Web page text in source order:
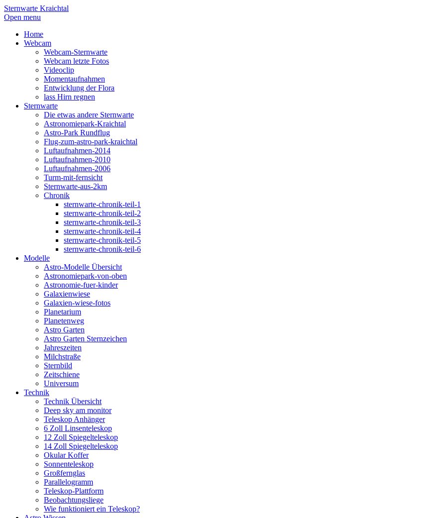
Sternwarte Kraichtal
Open menu
Home
Webcam
Webcam-Sternwarte
Webcam letzte Fotos
Videoclip
Momentaufnahmen
Entwicklung der Flora
lass Hirn regnen
Sternwarte
Die etwas andere Sternwarte
Astronomiepark-Kraichtal
Astro-Park Rundflug
Flug-zum-astro-park-kraichtal
Luftaufnahmen-2014
Luftaufnahmen-2010
Luftaufnahmen-2006
Turm-mit-fernsicht
Sternwarte-aus-2km
Chronik
sternwarte-chronik-teil-1
sternwarte-chronik-teil-2
sternwarte-chronik-teil-3
sternwarte-chronik-teil-4
sternwarte-chronik-teil-5
sternwarte-chronik-teil-6
Modelle
Astro-Modelle Übersicht
Astronomiepark-von-oben
Astronomie-fuer-kinder
Galaxienwiese
Galaxien-wiese-fotos
Planetarium
Planetenweg
Astro Garten
Astro Garten Sternzeichen
Jahreszeiten
Milchstraße
Sternbild
Zeitschiene
Universum
Technik
Technik Übersicht
Deep sky am monitor
Teleskop Anhänger
6 Zoll Linsenteleskop
12 Zoll Spiegelteleskop
14 Zoll Spiegelteleskop
Okular Koffer
Sonnenteleskop
Großfernglas
Parallelogramm
Teleskop-Plattform
Beobachtungsliege
Wie funktioniert ein Teleskop?